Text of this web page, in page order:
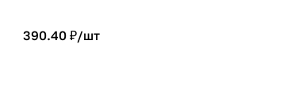
390.40 ₽/шт